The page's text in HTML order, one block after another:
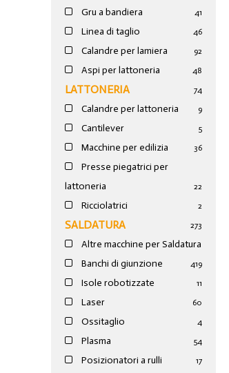
Gru a bandiera 41
Linea di taglio 46
Calandre per lamiera 92
Aspi per lattoneria 48
LATTONERIA 74
Calandre per lattoneria 9
Cantilever 5
Macchine per edilizia 36
Presse piegatrici per
lattoneria
22
Ricciolatrici 2
SALDATURA 273
Altre macchine per Saldatura
19
Banchi di giunzione 4
Isole robotizzate 11
Laser 60
Ossitaglio 4
Plasma 54
Posizionatori a rulli 17